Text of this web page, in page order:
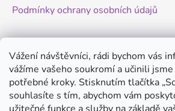
Vážení návštěvníci, rádi bychom vás
vážíme vašeho soukromí a učinili
potřebné kroky. Stisknutím tlačítka
souhlasíte s tím, abychom vám
Podmínky ochrany osobních údajů
Novinky
Změny legislativy pro provoz
1.9.2025
20.8.2025